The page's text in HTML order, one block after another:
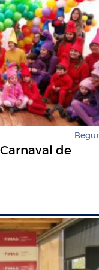
Begur
de